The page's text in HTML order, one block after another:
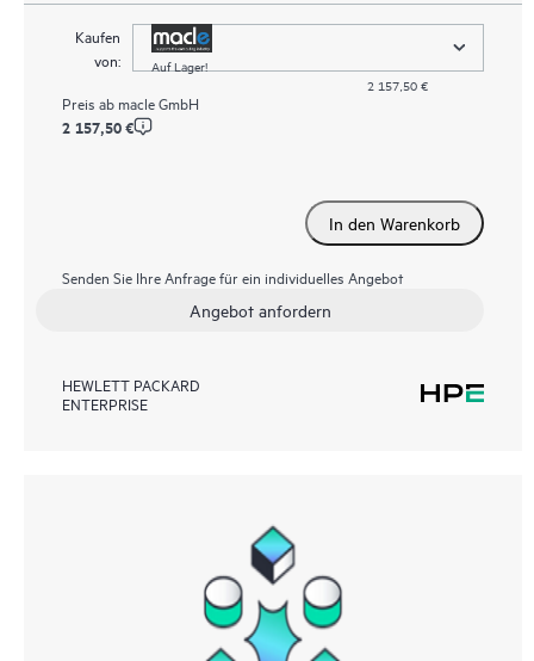
Kaufen
von:
Auf Lager!
2 157,50 €
Preis ab macle GmbH
2 157,50 €
In den Warenkorb
Senden Sie Ihre Anfrage für ein individuelles Angebot
Angebot anfordern
HEWLETT PACKARD
ENTERPRISE